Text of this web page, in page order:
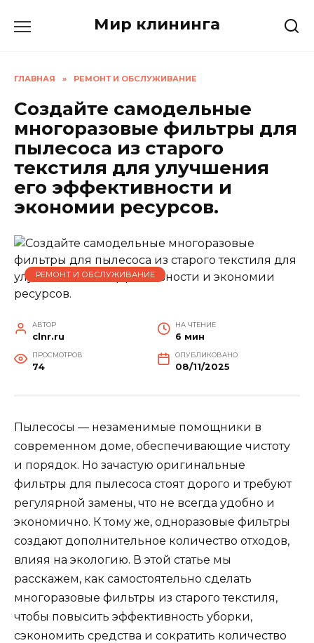
Мир клининга
ГЛАВНАЯ » РЕМОНТ И ОБСЛУЖИВАНИЕ
Создайте самодельные
многоразовые фильтры для
пылесоса из старого
текстиля для улучшения
его эффективности и
экономии ресурсов.
РЕМОНТ И ОБСЛУЖИВАНИЕ
АВТОР
clnr.ru
НА ЧТЕНИЕ
6 мин
ПРОСМОТРОВ
74
ОПУБЛИКОВАНО
08/11/2025
Пылесосы — незаменимые помощники в
современном доме, обеспечивающие чистоту
и порядок. Но зачастую оригинальные
фильтры для пылесоса стоят дорого и требуют
регулярной замены, что не всегда удобно и
экономично. К тому же, одноразовые фильтры
создают дополнительное количество отходов,
влияя на экологию. В этой статье мы
расскажем, как самостоятельно сделать
многоразовые фильтры из старого текстиля,
чтобы повысить эффективность уборки,
сэкономить средства и сократить количество